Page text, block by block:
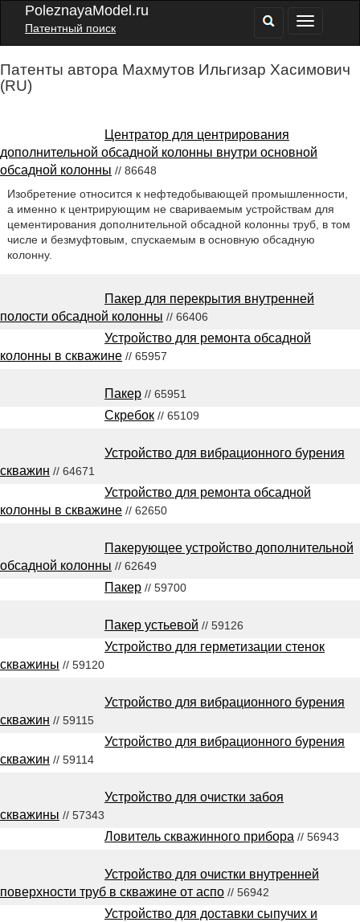
PoleznayaModel.ru
Патентный поиск
Патенты автора Махмутов Ильгизар Хасимович
(RU)
Центратор для центрирования
дополнительной обсадной колонны внутри основной
обсадной колонны // 86648
Изобретение относится к нефтедобывающей промышленности,
а именно к центрирующим не свариваемым устройствам для
цементирования дополнительной обсадной колонны труб, в том
числе и безмуфтовым, спускаемым в основную обсадную
колонну.
Пакер для перекрытия внутренней
полости обсадной колонны // 66406
Устройство для ремонта обсадной
колонны в скважине // 65957
Пакер // 65951
Скребок // 65109
Устройство для вибрационного бурения
скважин // 64671
Устройство для ремонта обсадной
колонны в скважине // 62650
Пакерующее устройство дополнительной
обсадной колонны // 62649
Пакер // 59700
Пакер устьевой // 59126
Устройство для герметизации стенок
скважины // 59120
Устройство для вибрационного бурения
скважин // 59115
Устройство для вибрационного бурения
скважин // 59114
Устройство для очистки забоя
скважины // 57343
Ловитель скважинного прибора // 56943
Устройство для очистки внутренней
поверхности труб в скважине от аспо // 56942
Устройство для доставки сыпучих и